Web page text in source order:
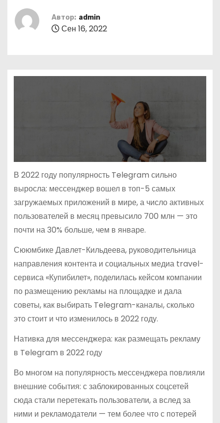
Автор: admin
Сен 16, 2022
В 2022 году популярность Telegram сильно
выросла: мессенджер вошел в топ-5 самых
загружаемых приложений в мире, а число активных
пользователей в месяц превысило 700 млн — это
почти на 30% больше, чем в январе.
Сююмбике Давлет-Кильдеева, руководительница
направления контента и социальных медиа travel-
сервиса «Купибилет», поделилась кейсом компании
по размещению рекламы на площадке и дала
советы, как выбирать Telegram-каналы, сколько
это стоит и что изменилось в 2022 году.
Нативка для мессенджера: как размещать рекламу
в Telegram в 2022 году
Во многом на популярность мессенджера повлияли
внешние события: с заблокированных соцсетей
сюда стали перетекать пользователи, а вслед за
ними и рекламодатели — тем более что с потерей